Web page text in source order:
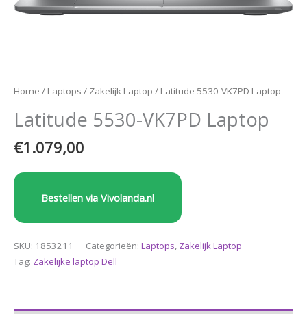
Home / Laptops / Zakelijk Laptop / Latitude 5530-VK7PD Laptop
Latitude 5530-VK7PD Laptop
€1.079,00
Bestellen via Vivolanda.nl
SKU: 1853211 Categorieën: Laptops, Zakelijk Laptop
Tag: Zakelijke laptop Dell